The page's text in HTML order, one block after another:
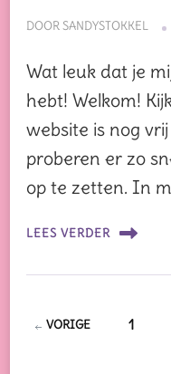
DOORSANDYSTOKKEL
Wat leuk dat je
hebt! Welkom!
website is nog
proberen er zo
op te zetten. In
LEES VERDER
Berichten
VORIGE 1